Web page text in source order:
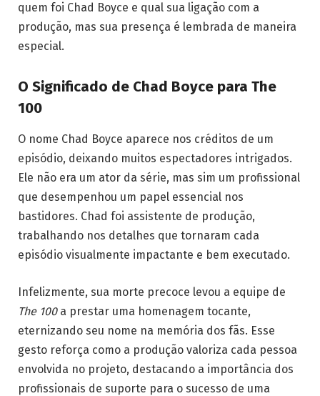
quem foi Chad Boyce e qual sua ligação com a
produção, mas sua presença é lembrada de maneira
especial.
O Significado de Chad Boyce para The
100
O nome Chad Boyce aparece nos créditos de um
episódio, deixando muitos espectadores intrigados.
Ele não era um ator da série, mas sim um profissional
que desempenhou um papel essencial nos
bastidores. Chad foi assistente de produção,
trabalhando nos detalhes que tornaram cada
episódio visualmente impactante e bem executado.
Infelizmente, sua morte precoce levou a equipe de
The 100a prestar uma homenagem tocante,
eternizando seu nome na memória dos fãs. Esse
gesto reforça como a produção valoriza cada pessoa
envolvida no projeto, destacando a importância dos
profissionais de suporte para o sucesso de uma